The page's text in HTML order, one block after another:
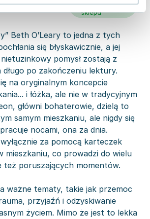
użytkownika
sklepu
Beth O’Leary to jedna z tych
się błyskawicznie, a jej
pomysł zostają z
po zakończeniu lektury.
na oryginalnym koncepcie
i łóżka, ale nie w tradycyjnym
główni bohaterowie, dzielą to
samym mieszkaniu, ale nigdy się
nocami, ona za dnia.
za pomocą karteczek
mieszkaniu, co prowadzi do wielu
też poruszających momentów.
ważne tematy, takie jak przemoc
przyjaźń i odzyskiwanie
życiem. Mimo że jest to lekka